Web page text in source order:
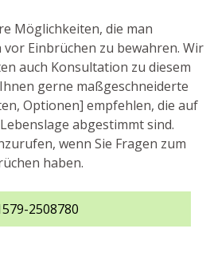
Möglichkeiten, die man
Einbrüchen zu bewahren. Wir
auch Konsultation zu diesem
gerne maßgeschneiderte
Optionen] empfehlen, die auf
abgestimmt sind.
wenn Sie Fragen zum
haben.
2508780